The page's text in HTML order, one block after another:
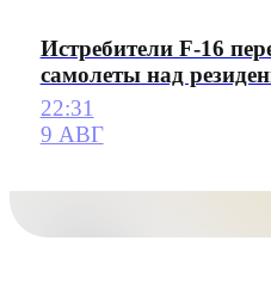
Истребители F-16
самолеты над
22:31
9 АВГ